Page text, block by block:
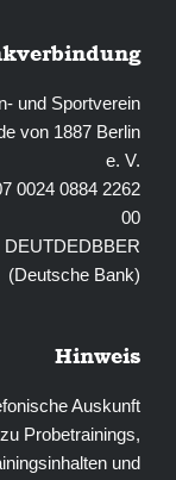
und Sportverein
von 1887 Berlin
e. V.
0024 0884 2262
00
DEUTDEDBBER
(Deutsche Bank)
Hinweis
Auskunft
zu Probetrainings,
und